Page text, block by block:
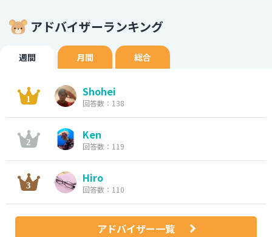
アドバイザーランキング
週間 月間 総合
Shohei
回答数：138
Ken
回答数：119
Hiro
回答数：110
アドバイザー一覧